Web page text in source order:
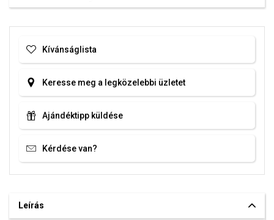
Kívánságlista
Keresse meg a legközelebbi üzletet
Ajándéktipp küldése
Kérdése van?
Leírás